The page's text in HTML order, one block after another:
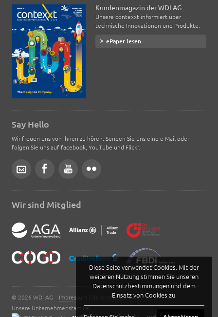
Kundenmagazin der WDI AG
Unsere contexxt informiert über
technische Innovationen und Produkte.
ePaper lesen
Say Hello
Wir freuen uns von Ihnen zu hören. Senden Sie uns eine e-Mail oder
folgen Sie uns auf facebook, YouTube und Flickr.
Wir sind Mitglied
© 2026 WDI AG Impressum Datenschutz|AGB
Unsere Unternehmensfamilie:
Diese Seite verwendet Cookies. Mit der
weiteren Nutzung stimmen Sie unseren
Datenschutzbestimmungen und dem
Einsatz von Cookies zu.